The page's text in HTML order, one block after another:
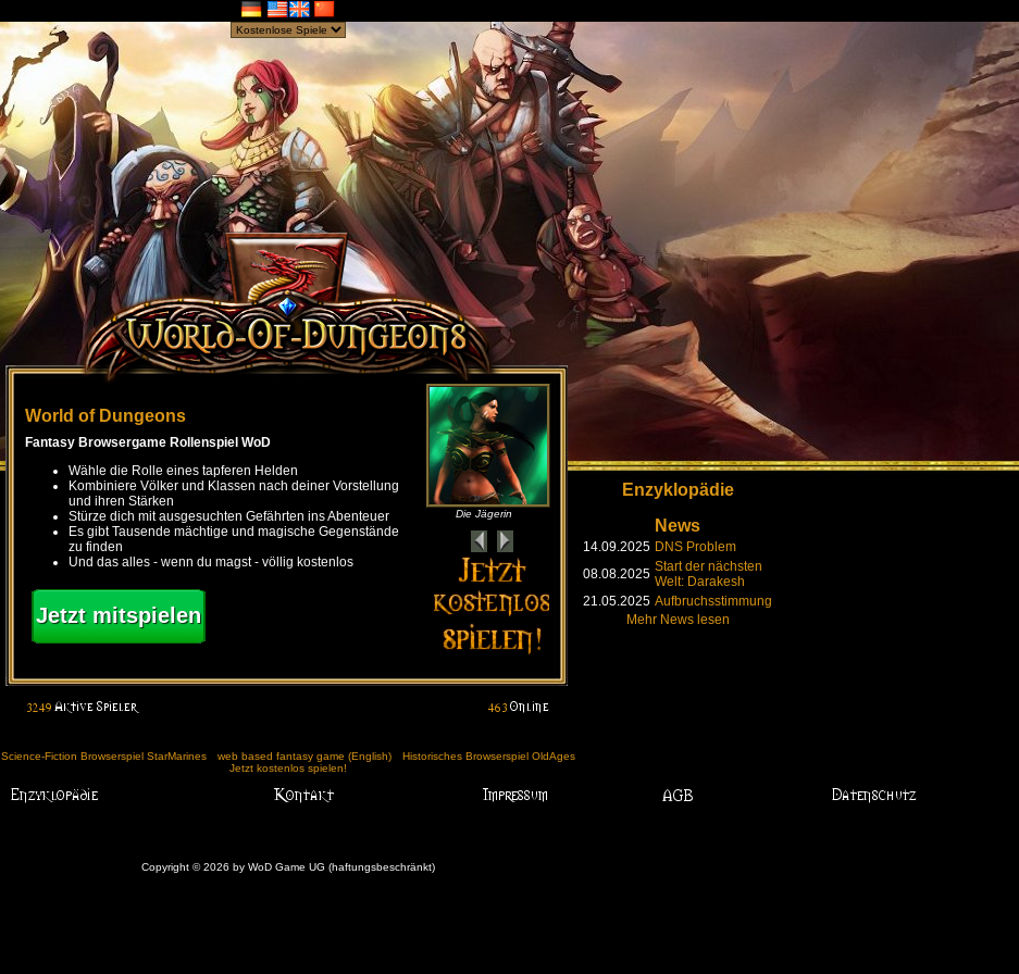
World of Dungeons
Fantasy Browsergame Rollenspiel WoD
Wähle die Rolle eines tapferen Helden
Kombiniere Völker und Klassen nach deiner Vorstellung
und ihren Stärken
Stürze dich mit ausgesuchten Gefährten ins Abenteuer
Es gibt Tausende mächtige und magische Gegenstände
zu finden
Und das alles - wenn du magst - völlig kostenlos
Jetzt mitspielen
Die Jägerin
Enzyklopädie
News
14.09.2025 DNS Problem
08.08.2025 Start der nächsten
Welt: Darakesh
21.05.2025 Aufbruchsstimmung
Mehr News lesen
Science-Fiction Browserspiel StarMarines web based fantasy game (English)
Historisches Browserspiel OldAges
Jetzt kostenlos spielen!
Copyright © 2026 by WoD Game UG (haftungsbeschränkt)